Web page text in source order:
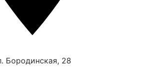
Бородинская, 28